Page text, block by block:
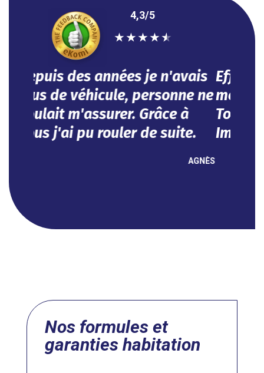
★
Efficace, vous avez répondu à
mes besoins dans l'urgence.
Tout se fait en ligne.
Impeccable !
garanties habitation